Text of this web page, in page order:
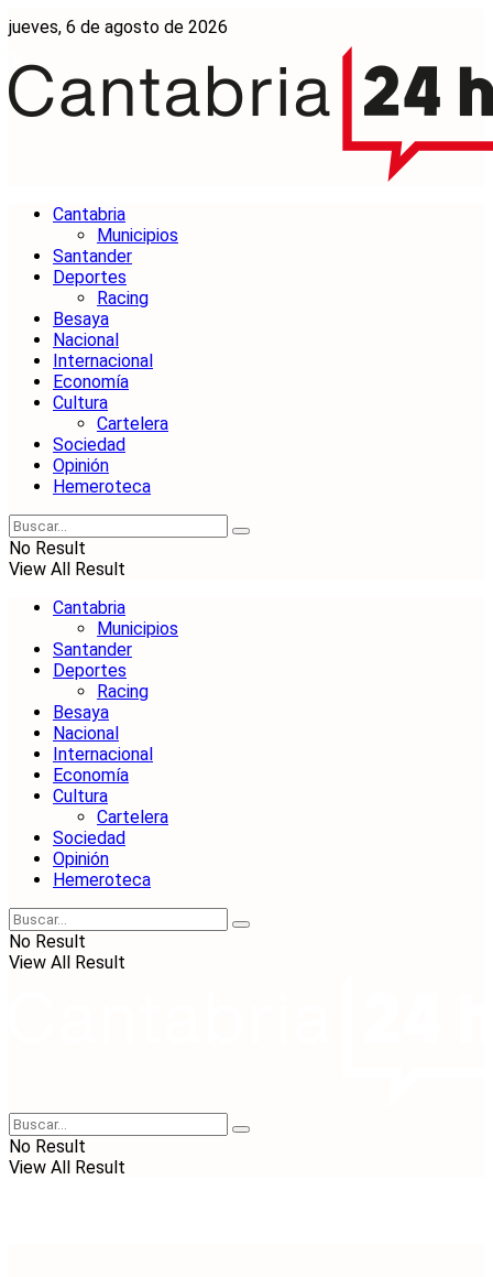
jueves, 6 de agosto de 2026
Cantabria
Municipios
Santander
Deportes
Racing
Besaya
Nacional
Internacional
Economía
Cultura
Cartelera
Sociedad
Opinión
Hemeroteca
No Result
View All Result
Cantabria
Municipios
Santander
Deportes
Racing
Besaya
Nacional
Internacional
Economía
Cultura
Cartelera
Sociedad
Opinión
Hemeroteca
No Result
View All Result
No Result
View All Result